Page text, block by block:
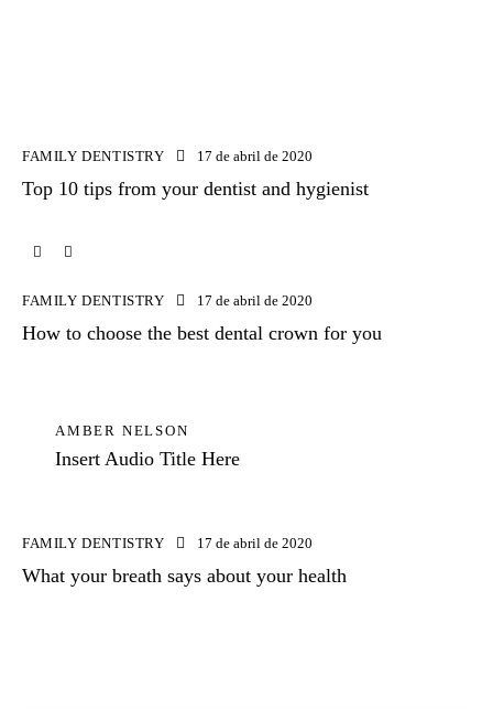
FAMILY DENTISTRY 17 de abril de 2020
Top 10 tips from your dentist and hygienist
FAMILY DENTISTRY 17 de abril de 2020
How to choose the best dental crown for you
AMBER NELSON
Insert Audio Title Here
FAMILY DENTISTRY 17 de abril de 2020
What your breath says about your health